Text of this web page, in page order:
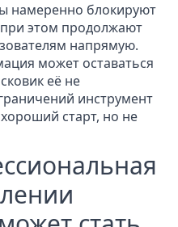
намеренно блокируют
этом продолжают
напрямую.
может оставаться
её не
инструмент
старт, но не